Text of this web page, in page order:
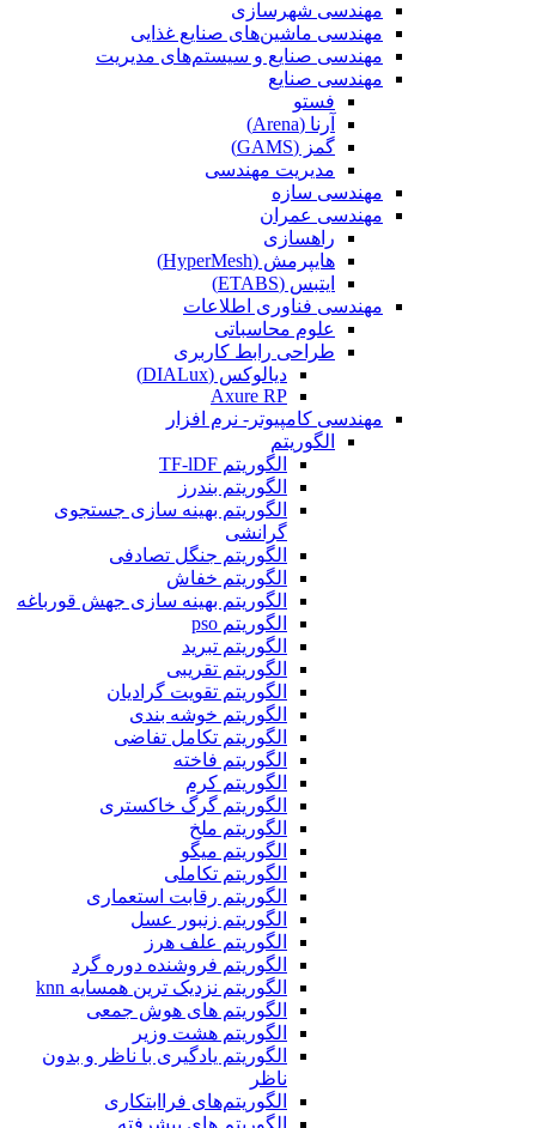
مهندسی شهرسازی
مهندسی ماشین‌های صنایع غذایی
مهندسی صنایع و سیستم‌های مدیریت
مهندسی صنایع
فستو
آرنا (Arena)
گمز (GAMS)
مدیریت مهندسی
مهندسی سازه
مهندسی عمران‌
راهسازی
هایپرمش (HyperMesh)
ایتبس (ETABS)
مهندسی فناوری اطلاعات
علوم محاسباتی
طراحی رابط کاربری
دیالوکس (DIALux)
Axure RP
مهندسی کامپیوتر- نرم افزار
الگوریتم
الگوریتم TF-lDF
الگوریتم بندرز
الگوریتم بهینه سازی جستجوی
گرانشی
الگوریتم جنگل تصادفی
الگوریتم خفاش
الگوریتم بهینه سازی جهش قورباغه
الگوریتم pso
الگوریتم تبرید
الگوریتم تقریبی
الگوریتم تقویت گرادیان
الگوریتم خوشه بندی
الگوریتم تکامل تفاضی
الگوریتم فاخته
الگوریتم کرم
الگوریتم گرگ خاکستری
الگوریتم ملخ
الگوریتم میگو
الگوریتم تکاملی
الگوریتم رقابت استعماری
الگوریتم زنبور عسل
الگوریتم علف هرز
الگوریتم فروشنده دوره گرد
الگوریتم نزدیک ترین همسایه knn
الگوریتم های هوش جمعی
الگوریتم هشت وزیر
الگوریتم یادگیری با ناظر و بدون
ناظر
الگوریتم‌های فراابتکاری
الگوریتم های پیشرفته